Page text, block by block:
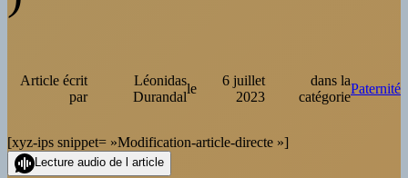
Article écrit
par
Léonidas
Durandal
le
6 juillet
2023
dans la
catégorie
Paternité
[xyz-ips snippet= »Modification-article-directe »]
Lecture audio de l article